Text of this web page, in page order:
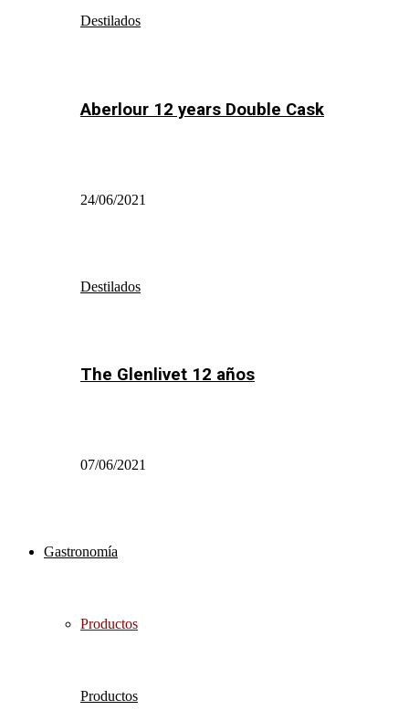
Destilados
Aberlour 12 years Double Cask
24/06/2021
Destilados
The Glenlivet 12 años
07/06/2021
Gastronomía
Productos
Productos